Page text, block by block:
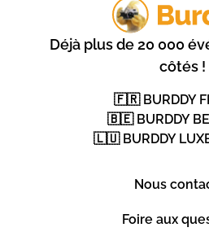
Déjà plus de 20 000
côtés !
🇫🇷 BURDDY
🇧🇪 BURDDY
🇱🇺 BURDDY
Nous
Foire aux